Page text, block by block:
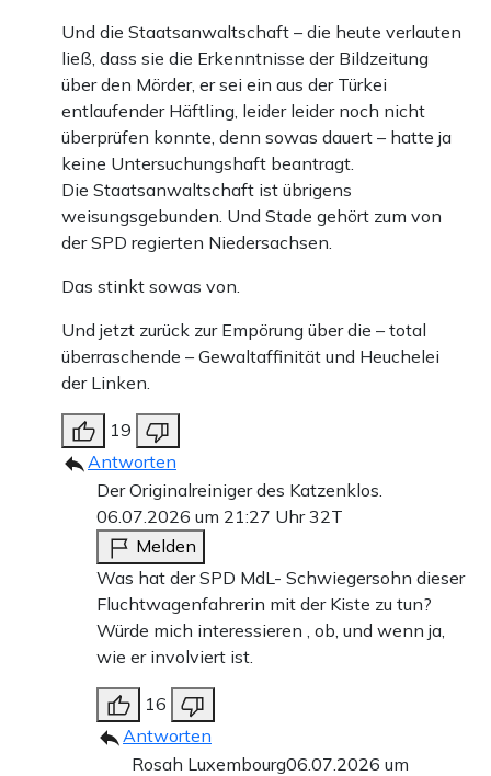
Und die Staatsanwaltschaft – die heute verlauten
ließ, dass sie die Erkenntnisse der Bildzeitung
über den Mörder, er sei ein aus der Türkei
entlaufender Häftling, leider leider noch nicht
überprüfen konnte, denn sowas dauert – hatte ja
keine Untersuchungshaft beantragt.
Die Staatsanwaltschaft ist übrigens
weisungsgebunden. Und Stade gehört zum von
der SPD regierten Niedersachsen.
Das stinkt sowas von.
Und jetzt zurück zur Empörung über die – total
überraschende – Gewaltaffinität und Heuchelei
der Linken.
19
Antworten
Der Originalreiniger des Katzenklos.
06.07.2026 um 21:27 Uhr32T
Melden
Was hat der SPD MdL- Schwiegersohn dieser
Fluchtwagenfahrerin mit der Kiste zu tun?
Würde mich interessieren , ob, und wenn ja,
wie er involviert ist.
16
Antworten
Rosah Luxembourg06.07.2026 um